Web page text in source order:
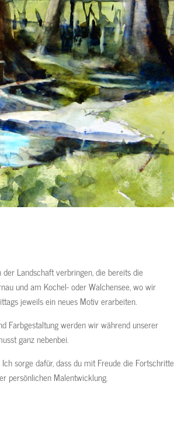
Landschaft verbringen, die bereits die
und am Kochel- oder Walchensee, wo wir
jeweils ein neues Motiv erarbeiten.
Farbgestaltung werden wir während unserer
ganz nebenbei.
sorge dafür, dass du mit Freude die Fortschritte
persönlichen Malentwicklung.